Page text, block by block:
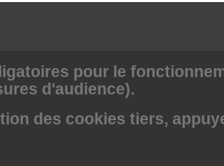
pour le
d'audience).
des cookies tiers,